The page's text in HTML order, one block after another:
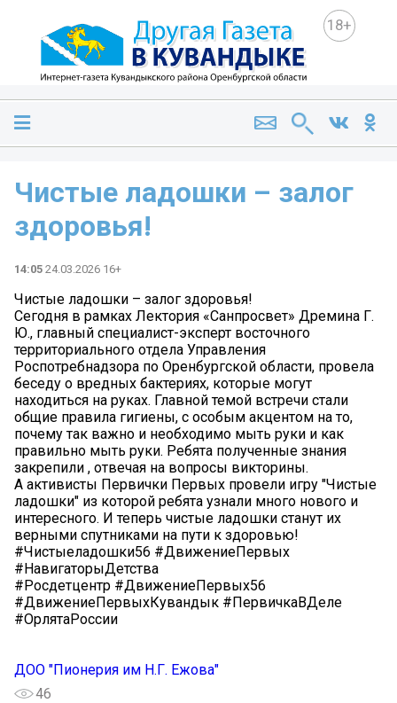
18+
Чистые ладошки – залог
здоровья!
14:05 24.03.2026 16+
Чистые ладошки – залог здоровья!
Сегодня в рамках Лектория «Санпросвет» Дремина Г.
Ю., главный специалист-эксперт восточного
территориального отдела Управления
Роспотребнадзора по Оренбургской области, провела
беседу о вредных бактериях, которые могут
находиться на руках. Главной темой встречи стали
общие правила гигиены, с особым акцентом на то,
почему так важно и необходимо мыть руки и как
правильно мыть руки. Ребята полученные знания
закрепили , отвечая на вопросы викторины.
А активисты Первички Первых провели игру "Чистые
ладошки" из которой ребята узнали много нового и
интересного. И теперь чистые ладошки станут их
верными спутниками на пути к здоровью!
#Чистыеладошки56 #ДвижениеПервых
#НавигаторыДетства
#Росдетцентр #ДвижениеПервых56
#ДвижениеПервыхКувандык #ПервичкаВДеле
#ОрлятаРоссии
ДОО "Пионерия им Н.Г. Ежова"
46